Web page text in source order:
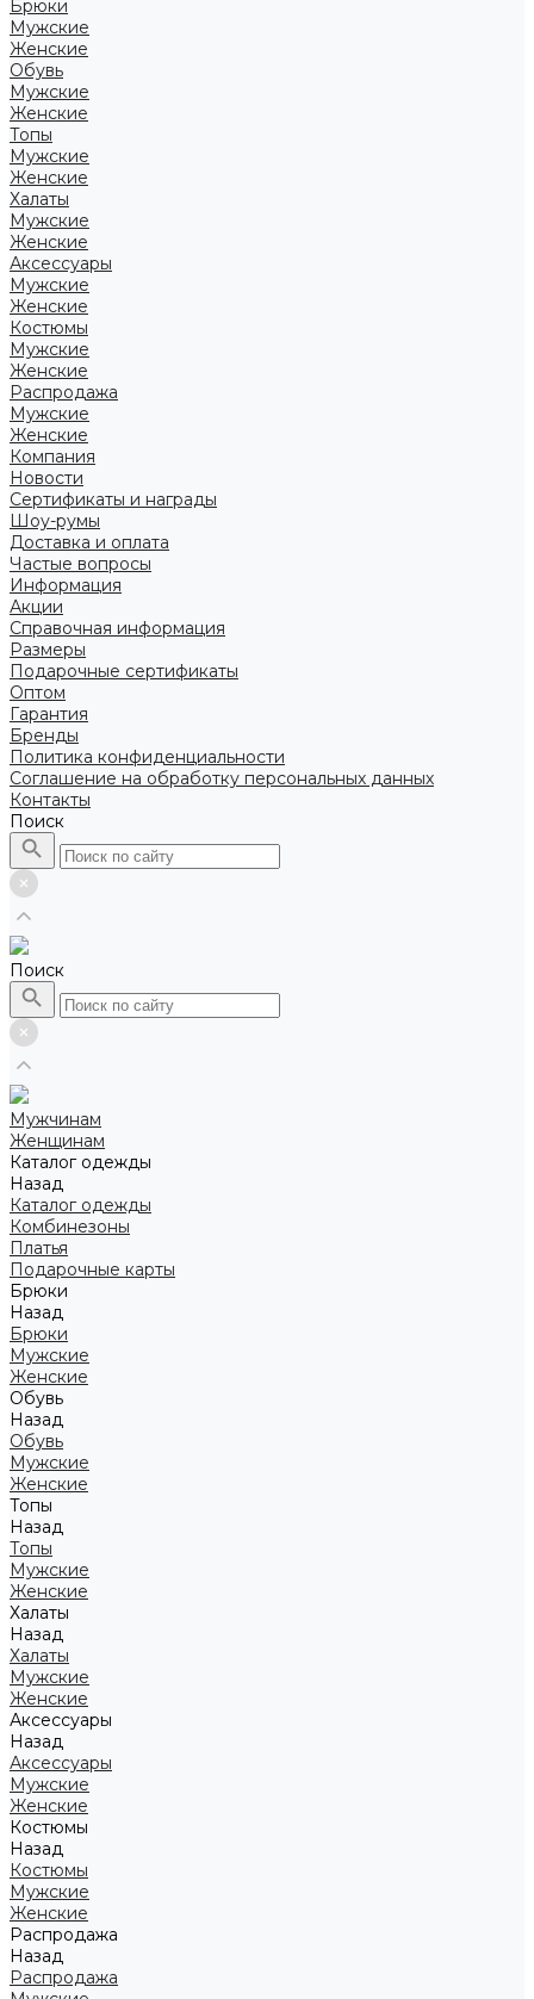
Брюки
Мужские
Женские
Обувь
Мужские
Женские
Топы
Мужские
Женские
Халаты
Мужские
Женские
Аксессуары
Мужские
Женские
Костюмы
Мужские
Женские
Распродажа
Мужские
Женские
Компания
Новости
Сертификаты и награды
Шоу-румы
Доставка и оплата
Частые вопросы
Информация
Акции
Справочная информация
Размеры
Подарочные сертификаты
Оптом
Гарантия
Бренды
Политика конфиденциальности
Соглашение на обработку персональных данных
Контакты
Поиск
Поиск
Мужчинам
Женщинам
Каталог одежды
Назад
Каталог одежды
Комбинезоны
Платья
Подарочные карты
Брюки
Назад
Брюки
Мужские
Женские
Обувь
Назад
Обувь
Мужские
Женские
Топы
Назад
Топы
Мужские
Женские
Халаты
Назад
Халаты
Мужские
Женские
Аксессуары
Назад
Аксессуары
Мужские
Женские
Костюмы
Назад
Костюмы
Мужские
Женские
Распродажа
Назад
Распродажа